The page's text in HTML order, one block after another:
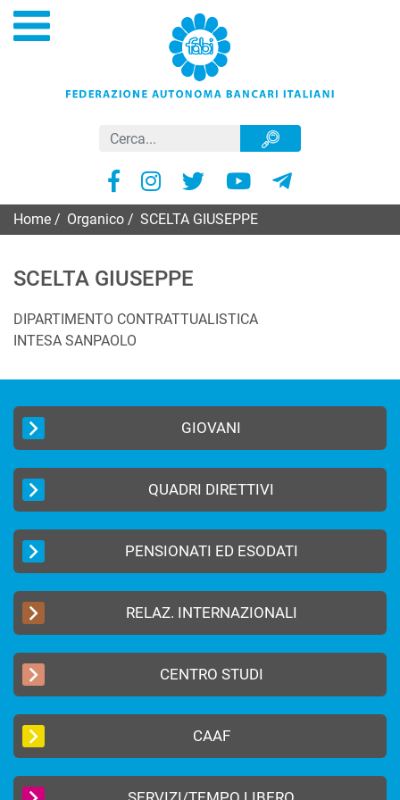
Home Organico SCELTA GIUSEPPE
SCELTA GIUSEPPE
DIPARTIMENTO CONTRATTUALISTICA
INTESA SANPAOLO
GIOVANI
QUADRI DIRETTIVI
PENSIONATI ED ESODATI
RELAZ. INTERNAZIONALI
CENTRO STUDI
CAAF